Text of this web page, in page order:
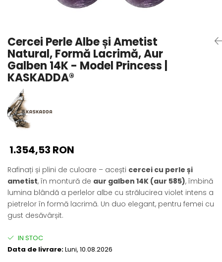
Seturi Perle cu Argint
Pandantive cu Perle
Brose cu Perle
Cercei Perle Albe și Ametist
Natural, Formă Lacrimă, Aur
Galben 14K - Model Princess |
KASKADDA®
1.354,53 RON
Rafinați și plini de culoare – acești cercei cu perle și
ametist, în montură de aur galben 14K (aur 585), îmbină
lumina blândă a perlelor albe cu strălucirea violet intens a
pietrelor în formă lacrimă. Un duo elegant, pentru femei cu
gust desăvârșit.
IN STOC
Data de livrare:Luni, 10.08.2026